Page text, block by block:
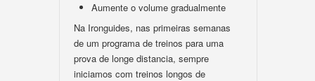
Aumente o volume gradualmente
Na Ironguides, nas primeiras semanas
de um programa de treinos para uma
prova de longe distancia, sempre
iniciamos com treinos longos de